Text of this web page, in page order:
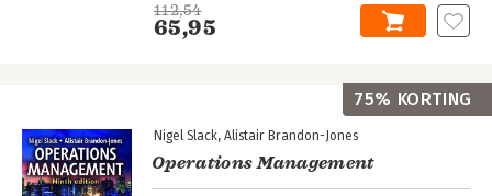
112,54
65,95
Nigel Slack Alistair Brandon-Jones
Operations Management
75% KORTING